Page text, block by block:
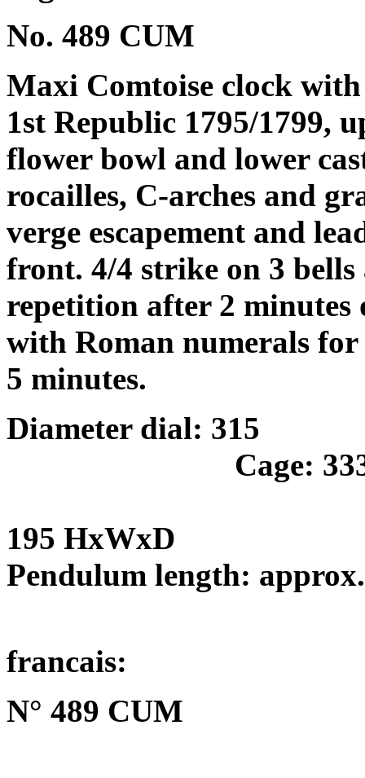
No. 489 CUM
Maxi Comtoise clock
1st Republic 1795/1799,
flower bowl and lower
rocailles, C-arches and
verge escapement and
front. 4/4 strike on 3
repetition after 2 minutes
with Roman numerals
5 minutes.
Diameter dial: 315
Cage:
195 HxWxD
Pendulum length:
francais:
N° 489 CUM